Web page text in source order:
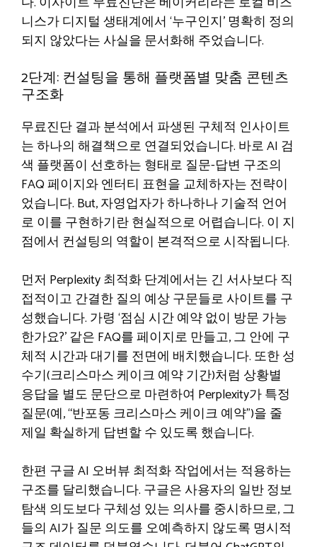
니스가 디지털 생태계에서 ‘누구인지’ 명확히 정의
되지 않았다는 사실을 문서화해 주었습니다.
2단계: 컨설팅을 통해 플랫폼별 맞춤 콘텐츠
구조화
무료진단 결과 분석에서 파생된 구체적 인사이트
는 하나의 해결책으로 연결되었습니다. 바로 AI 검
색 플랫폼이 선호하는 형태로 질문-답변 구조의
FAQ 페이지와 엔터티 표현을 교체하자는 전략이
었습니다. But, 자영업자가 하나하나 기술적 언어
로 이를 구현하기란 현실적으로 어렵습니다. 이 지
점에서 컨설팅의 역할이 본격적으로 시작됩니다.
먼저 Perplexity 최적화 단계에서는 긴 서사보다 직
접적이고 간결한 질의 예상 구문들로 사이트를 구
성했습니다. 가령 ‘점심 시간 예약 없이 방문 가능
한가요?’ 같은 FAQ를 페이지로 만들고, 그 안에 구
체적 시간과 대기를 전면에 배치했습니다. 또한 성
수기(크리스마스 케이크 예약 기간)처럼 상황별
응답을 별도 문단으로 마련하여 Perplexity가 특정
질문(예, “반포동 크리스마스 케이크 예약”)을 줄
제일 확실하게 답변할 수 있도록 했습니다.
한편 구글 AI 오버뷰 최적화 작업에서는 적용하는
구조를 달리했습니다. 구글은 사용자의 일반 정보
탐색 의도보다 구체성 있는 의사를 중시하므로, 그
들의 AI가 질문 의도를 오예측하지 않도록 명시적